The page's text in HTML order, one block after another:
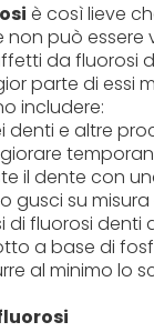
è così lieve
può essere
da fluorosi
parte di essi
includere:
denti e altre
il dente con
gusci su
di fluorosi denti
a base di
al minimo lo